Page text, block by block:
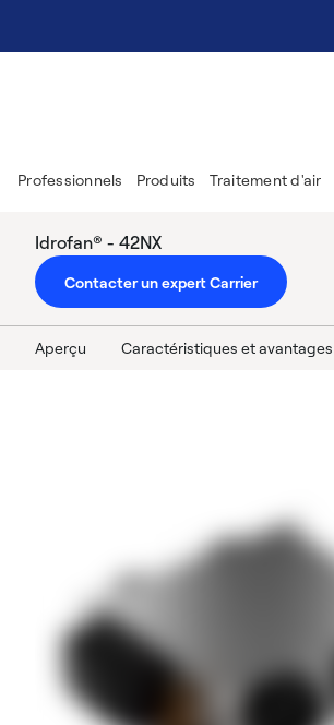
Professionnels Produits Traitement d'air
Idrofan® - 42NX
Contacter un expert Carrier
Aperçu Caractéristiques et avantages